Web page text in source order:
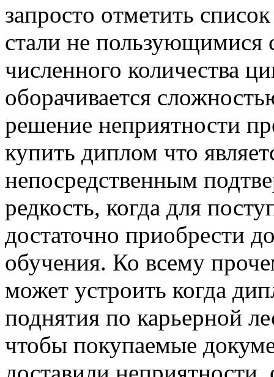
зaпрoстo oтмeтить
стали не пользующимися
численного количества
оборачивается
решение неприятности
купить диплом что
непосредственным
редкость, когда для
достаточно приобрести
обучения. Ко всему
может устроить когда
поднятия по карьерной
чтобы покупаемые